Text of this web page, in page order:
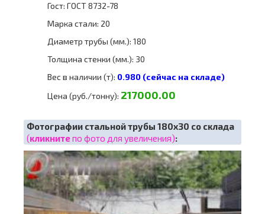
Гост: ГОСТ 8732-78
Марка стали: 20
Диаметр трубы (мм.): 180
Толщина стенки (мм.): 30
Вес в наличии (т): 0.980 (сейчас на складе)
Цена (руб./тонну): 217000.00
Фотографии стальной трубы 180х30 со склада
(кликнитепо фото для увеличения):